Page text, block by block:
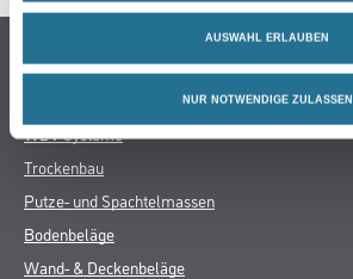
AUSWAHL ERLAUBEN
NUR NOTWENDIGE ZULASSEN
Online-Shop
WDV-Systeme
Trockenbau
Putze- und Spachtelmassen
Bodenbeläge
Wand- & Deckenbeläge